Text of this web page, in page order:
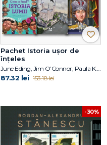
Pachet Istoria ușor de
înțeles
June Eding, Jim O’Connor, Paula K. Manzanero, Janet B. Pascal, Pam Pollack, Meg Belviso
87.32 lei 153.18 lei
-30%